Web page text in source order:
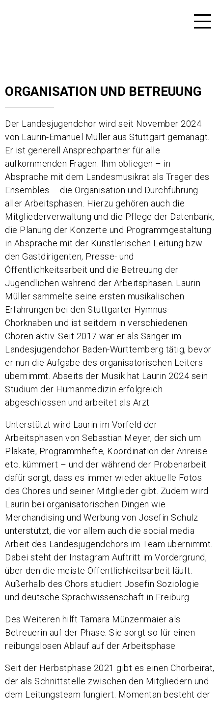
ORGANISATION UND BETREUUNG
Der Landesjugendchor wird seit November 2024
von Laurin-Emanuel Müller aus Stuttgart gemanagt.
Er ist generell Ansprechpartner für alle
aufkommenden Fragen. Ihm obliegen – in
Absprache mit dem Landesmusikrat als Träger des
Ensembles – die Organisation und Durchführung
aller Arbeitsphasen. Hierzu gehören auch die
Mitgliederverwaltung und die Pflege der Datenbank,
die Planung der Konzerte und Programmgestaltung
in Absprache mit der Künstlerischen Leitung bzw.
den Gastdirigenten, Presse- und
Öffentlichkeitsarbeit und die Betreuung der
Jugendlichen während der Arbeitsphasen. Laurin
Müller sammelte seine ersten musikalischen
Erfahrungen bei den Stuttgarter Hymnus-
Chorknaben und ist seitdem in verschiedenen
Chören aktiv. Seit 2017 war er als Sänger im
Landesjugendchor Baden-Württemberg tätig, bevor
er nun die Aufgabe des organisatorischen Leiters
übernimmt. Abseits der Musik hat Laurin 2024 sein
Studium der Humanmedizin erfolgreich
abgeschlossen und arbeitet als Arzt
Unterstützt wird Laurin im Vorfeld der
Arbeitsphasen von Sebastian Meyer, der sich um
Plakate, Programmhefte, Koordination der Anreise
etc. kümmert – und der während der Probenarbeit
dafür sorgt, dass es immer wieder aktuelle Fotos
des Chores und seiner Mitglieder gibt. Zudem wird
Laurin bei organisatorischen Dingen wie
Merchandising und Werbung von Josefin Schulz
unterstützt, die vor allem auch die social media
Arbeit des Landesjugendchors im Team übernimmt.
Dabei steht der Instagram Auftritt im Vordergrund,
über den die meiste Öffentlichkeitsarbeit läuft.
Außerhalb des Chors studiert Josefin Soziologie
und deutsche Sprachwissenschaft in Freiburg.
Des Weiteren hilft Tamara Münzenmaier als
Betreuerin auf der Phase. Sie sorgt so für einen
reibungslosen Ablauf auf der Arbeitsphase
Seit der Herbstphase 2021 gibt es einen Chorbeirat,
der als Schnittstelle zwischen den Mitgliedern und
dem Leitungsteam fungiert. Momentan besteht der